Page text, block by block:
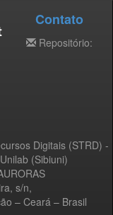
Digitais (STRD) -
(Sibiuni)
s/n,
– Ceará – Brasil
Contato
Repositório: